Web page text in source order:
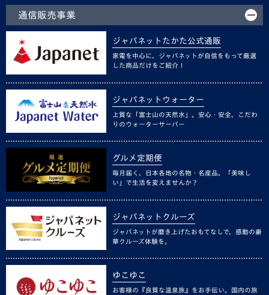
通信販売事業
ジャパネットたかた公式通販
家電を中心に、ジャパネットが自信をもって厳選
した商品だけをご紹介！
ジャパネットウォーター
上質な「富士山の天然水」。安心・安全、こだわ
りのウォーターサーバー
グルメ定期便
毎月届く、日本各地の名物・名産品。「美味し
い」で生活を変えませんか？
ジャパネットクルーズ
ジャパネットが磨き上げたおもてなしで、感動の豪
華クルーズ体験を。
ゆこゆこ
お客様の『良質な温泉旅』をお手伝い。国内の旅